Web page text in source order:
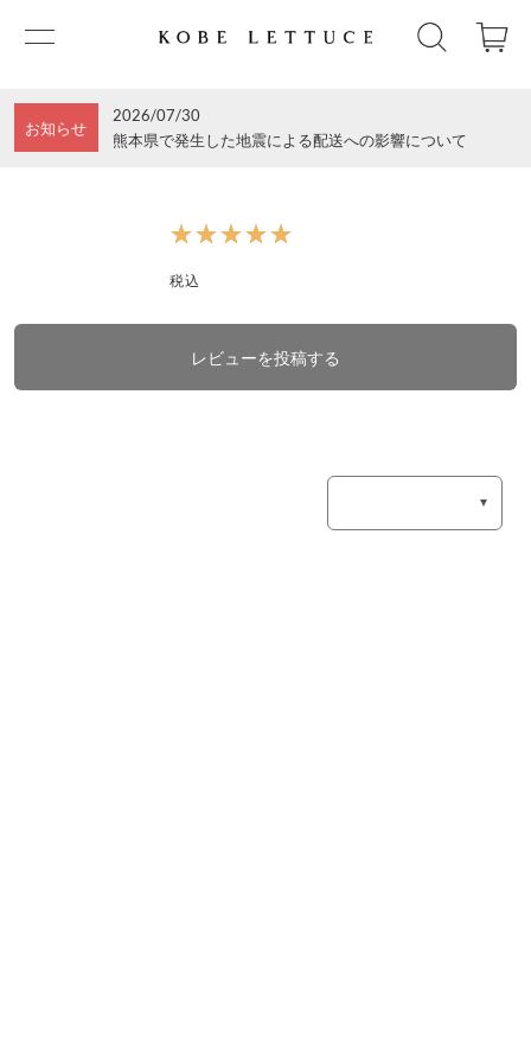
お知らせ
2026/07/30
熊本県で発生した地震による配送への影響について
★★★★★
★★★★★
税込
レビューを投稿する